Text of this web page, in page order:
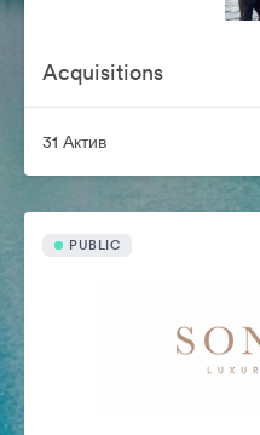
Acquisitions
31 Актив
PUBLIC